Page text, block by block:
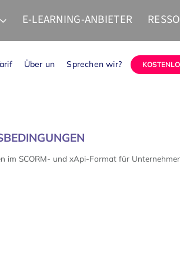
E-LEARNING-ANBIETER
Über un Sprechen wir?
SCORM- und xApi-Format für